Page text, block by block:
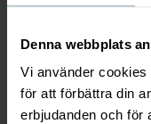
Denna webbplats
Vi använder
för att förbättra din
erbjudanden och för
Andning minst
VINDTÄTHET 6/